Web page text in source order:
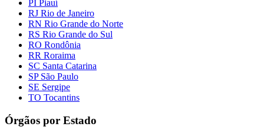
PI Piauí
RJ Rio de Janeiro
RN Rio Grande do Norte
RS Rio Grande do Sul
RO Rondônia
RR Roraima
SC Santa Catarina
SP São Paulo
SE Sergipe
TO Tocantins
Órgãos por Estado